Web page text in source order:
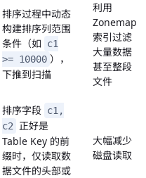
排序过程中动态
构建排序列范围
条件（如
c1
>= 10000 ），
下推到扫描
利用
Zonemap
索引过滤
大量数据
甚至整段
文件
排序字段 c1,
c2 正好是
Table Key 的前
缀时，仅读取数
据文件的头部或
大幅减少
磁盘读取